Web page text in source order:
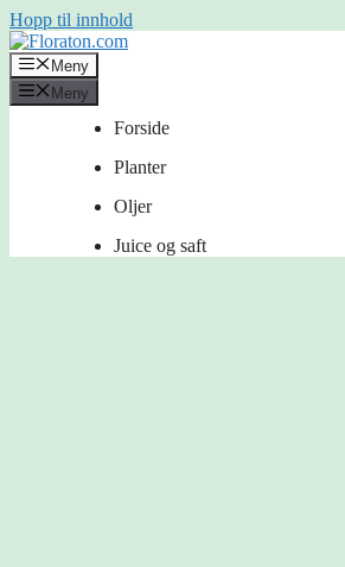
Hopp til innhold
Meny
Meny
Forside
Planter
Oljer
Juice og saft